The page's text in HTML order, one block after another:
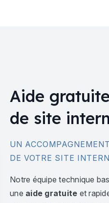
Aide
de site
UN
DE VOTRE SITE
Notre équipe technique
une aide gratuite et